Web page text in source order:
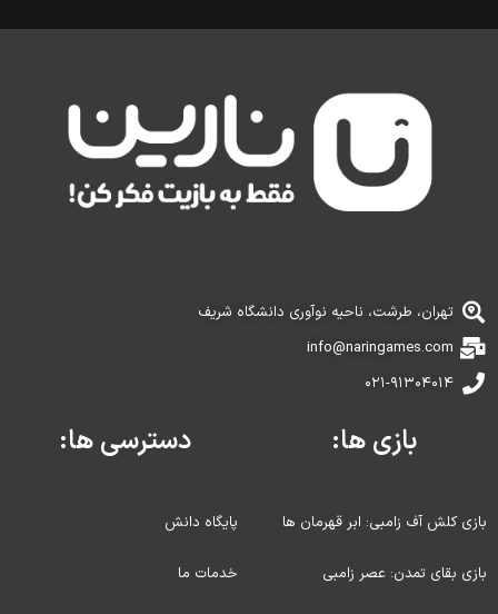
تهران، طرشت، ناحیه نوآوری دانشگاه شریف
info@naringames.com
۰۲۱-۹۱۳۰۴۰۱۴
بازی ها:
بازی کلش آف زامبی: ابر قهرمان ها
بازی بقای تمدن: عصر زامبی
دسترسی ها:
پایگاه دانش
خدمات ما